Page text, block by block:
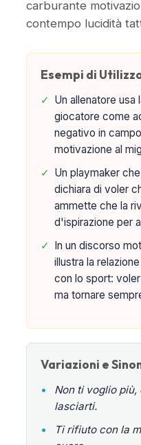
carburante
contempo lucidità
Esempi di
✓ Un allenatore usa
giocatore come
negativo in
motivazione al
✓ Un playmaker
dichiara di voler
ammette che la
d'ispirazione per
✓ In un discorso
illustra la
con lo sport:
ma tornare
Variazioni e
•
Non ti voglio
lasciarti.
•
Ti rifiuto con la